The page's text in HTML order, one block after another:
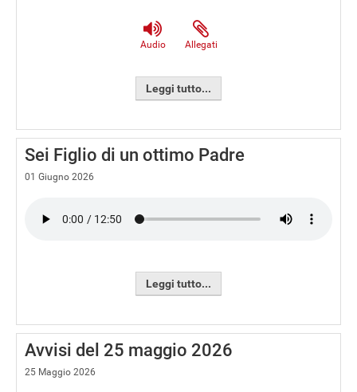
Audio Allegati
Leggi tutto...
Sei Figlio di un ottimo Padre
01 Giugno 2026
Leggi tutto...
Avvisi del 25 maggio 2026
25 Maggio 2026